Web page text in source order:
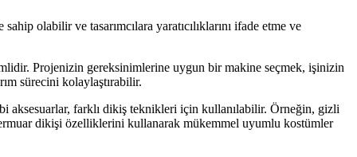
olabilir ve tasarımcılara yaratıcılıklarını ifade etme ve
Projenizin gereksinimlerine uygun bir makine seçmek, işinizin
sürecini kolaylaştırabilir.
aksesuarlar, farklı dikiş teknikleri için kullanılabilir. Örneğin, gizli
dikişi özelliklerini kullanarak mükemmel uyumlu kostümler